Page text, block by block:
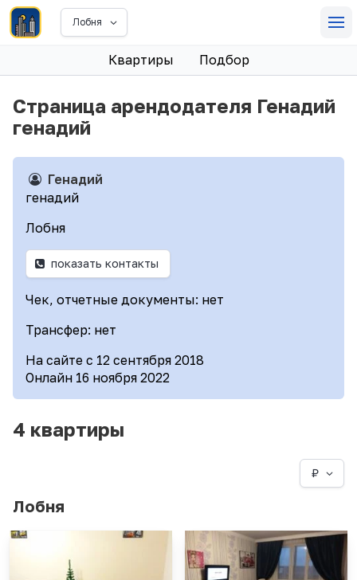
Лобня
Квартиры Подбор
Страница арендодателя Генадий
генадий
Генадий
генадий
Лобня
показать контакты
Чек, отчетные документы: нет
Трансфер: нет
На сайте с 12 сентября 2018
Онлайн 16 ноября 2022
4 квартиры
₽
Лобня